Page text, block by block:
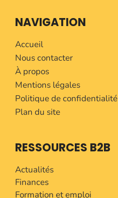
NAVIGATION
Accueil
Nous contacter
À propos
Mentions légales
Politique de confidentialité
Plan du site
RESSOURCES B2B
Actualités
Finances
Formation et emploi